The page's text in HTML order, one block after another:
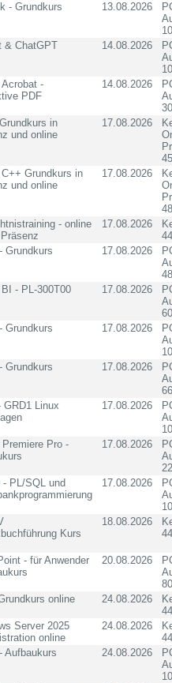
- Grundkurs
13.08.2026
& ChatGPT
14.08.2026
-
PDF
14.08.2026
in
und online
17.08.2026
Grundkurs in
und online
17.08.2026
- online
17.08.2026
Grundkurs
17.08.2026
BI - PL-300T00
17.08.2026
Grundkurs
17.08.2026
Grundkurs
17.08.2026
GRD1 Linux
17.08.2026
Pro -
17.08.2026
- PL/SQL und
17.08.2026
Kurs
18.08.2026
- für Anwender
20.08.2026
online
24.08.2026
Server 2025
online
24.08.2026
Aufbaukurs
24.08.2026